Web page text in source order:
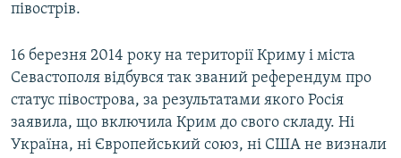
півострів.
16 березня 2014 року на території Криму і міста
Севастополя відбувся так званий референдум про
статус півострова, за результатами якого Росія
заявила, що включила Крим до свого складу. Ні
Україна, ні Європейський союз, ні США не визнали